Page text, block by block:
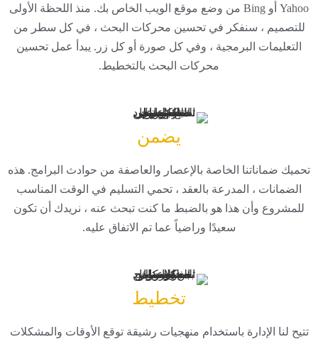
Yahoo أو Bing من وضع موقع الويب الخاص بك. منذ اللحظة الأولى
للتصميم ، سنفكر في تحسين محركات البحث ، في كل سطر من
التعليمات البرمجية ، وفي كل صورة أو كل زر. يبدأ عمل تحسين
محركات البحث بالتخطيط.
يضمن
تحميك ضماناتنا الخاصة بالإعصار والعاصفة من حوادث البرامج. هذه
الضمانات ، المدرعة بالعقد ، تحمي التسليم في الوقت المناسب
للمشروع وأن هذا هو بالضبط ما كنت تبحث عنه ، نريدك أن تكون
سعيدًا وراضياً عما تم الاتفاق عليه.
تخطيط
تتيح لنا الإدارة باستخدام منهجيات رشيقة توقع الأوقات والمشكلات